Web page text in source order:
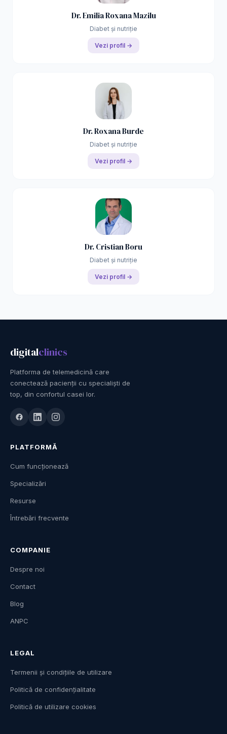
Dr. Emilia Roxana Mazilu
Diabet și nutriție
Vezi profil →
Dr. Roxana Burde
Diabet și nutriție
Vezi profil →
Dr. Cristian Boru
Diabet și nutriție
Vezi profil →
digitalclinics
Platforma de telemedicină care
conectează pacienții cu specialiști de
top, din confortul casei lor.
PLATFORMĂ
Cum funcționează
Specializări
Resurse
Întrebări frecvente
COMPANIE
Despre noi
Contact
Blog
ANPC
LEGAL
Termenii și condițiile de utilizare
Politică de confidențialitate
Politică de utilizare cookies